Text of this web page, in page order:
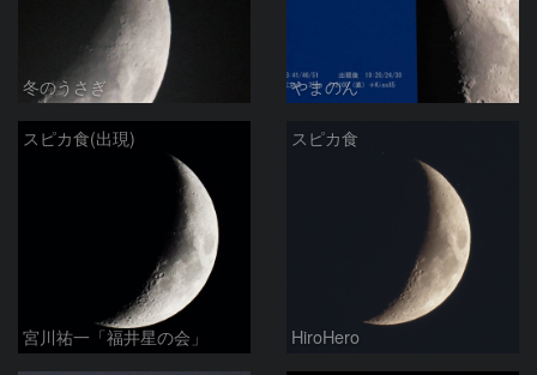
冬のうさぎ やまのん
スピカ食(出現)
宮川祐一「福井星の会」
スピカ食
HiroHero